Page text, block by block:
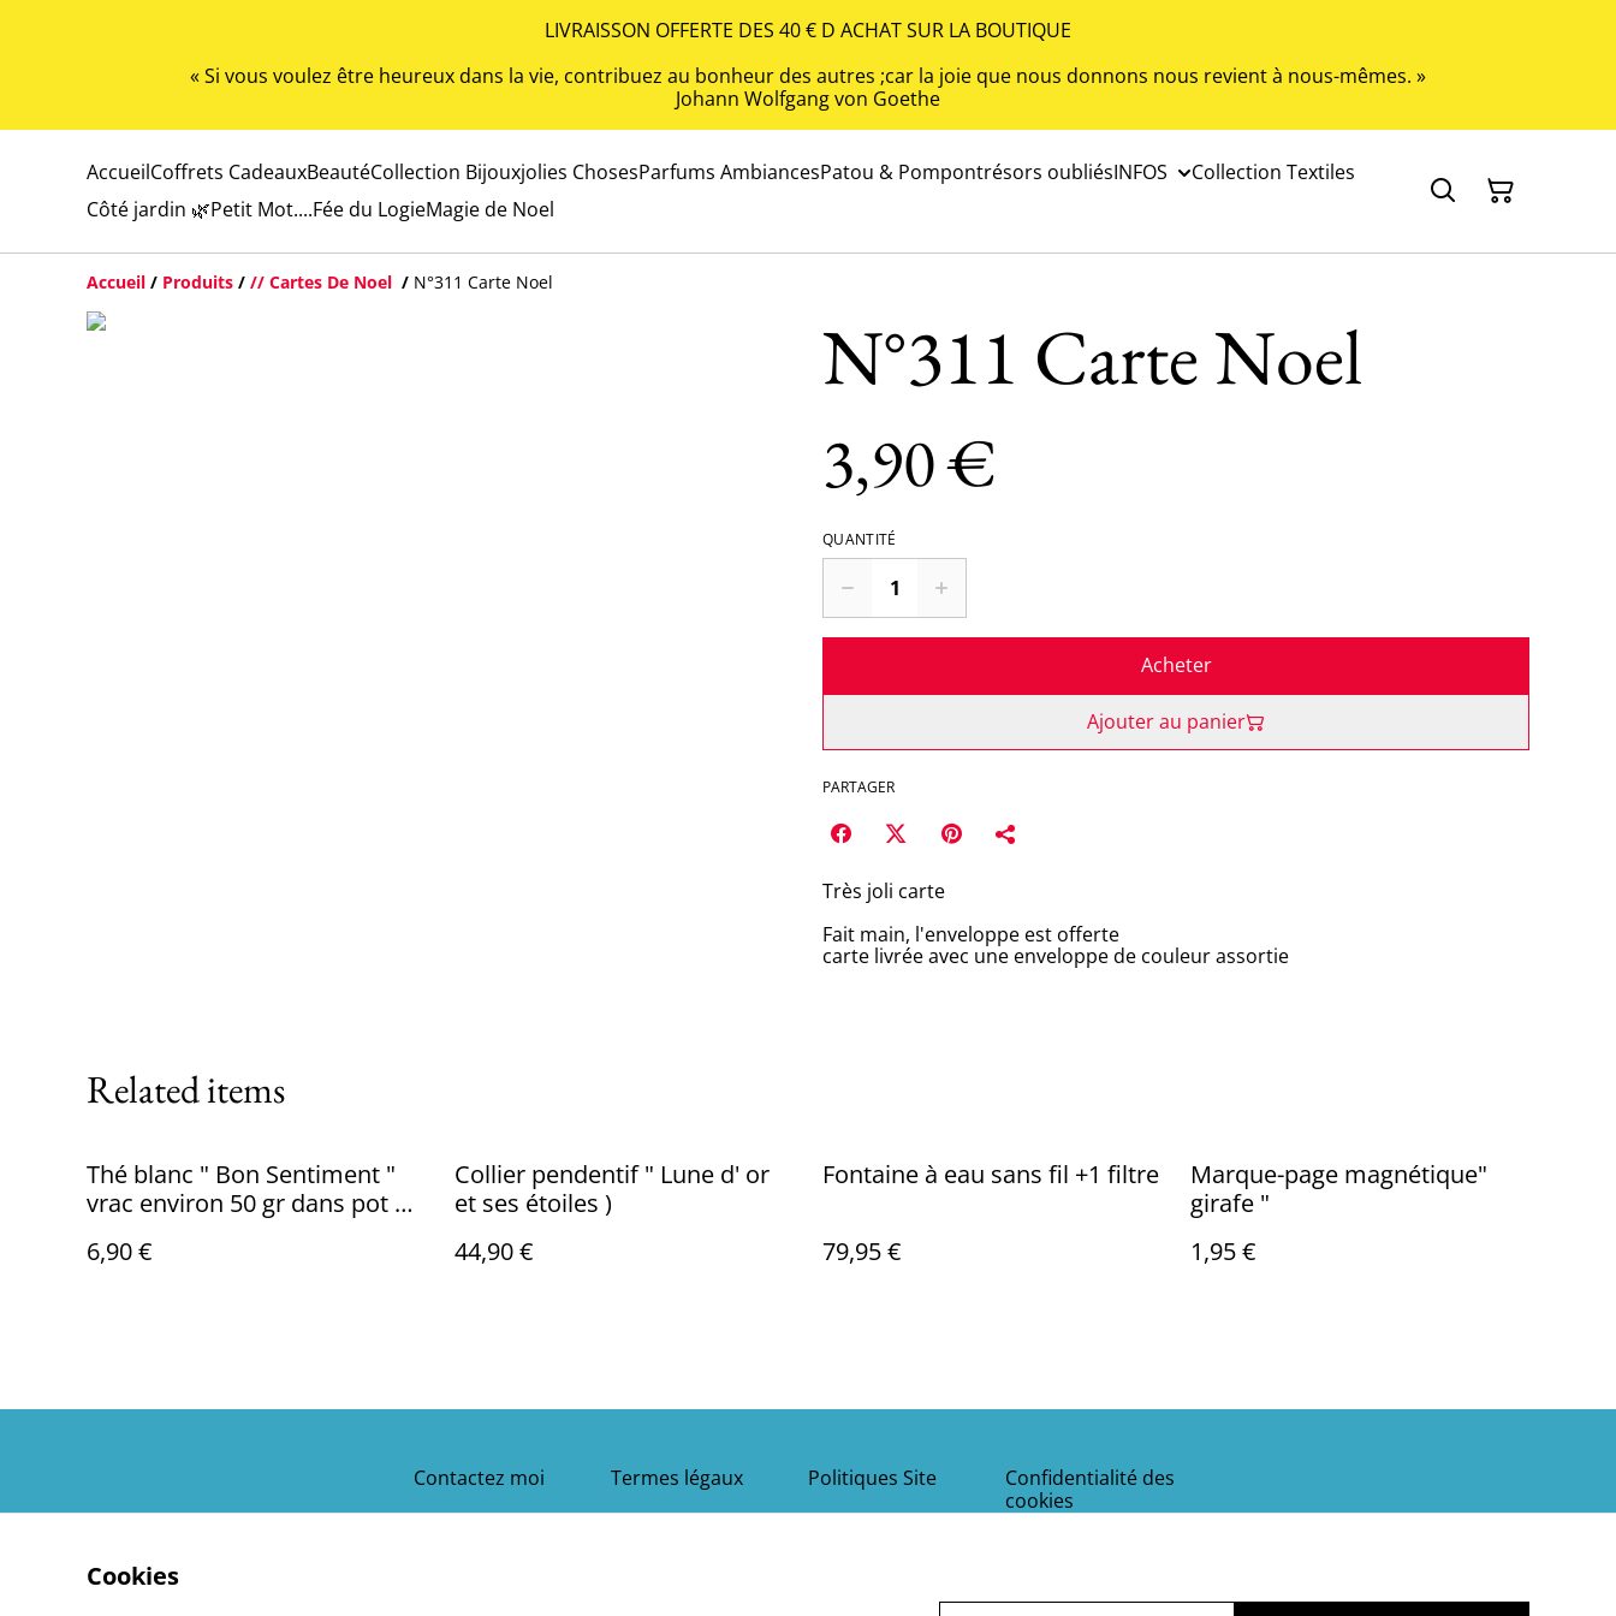
LIVRAISSON OFFERTE DES 40 € D ACHAT SUR LA BOUTIQUE
« Si vous voulez être heureux dans la vie, contribuez au bonheur des autres ;car la joie que nous donnons nous revient à nous-mêmes. »
Johann Wolfgang von Goethe
AccueilCoffrets CadeauxBeautéCollection Bijouxjolies ChosesParfums AmbiancesPatou & Pompontrésors oubliésINFOS
Collection Textiles
Côté jardin 🌿Petit Mot....Fée du LogieMagie de Noel
Accueil / Produits / // Cartes De Noel / N°311 Carte Noel
N°311 Carte Noel
3,90 €
QUANTITÉ
Acheter
Ajouter au panier
PARTAGER
Très joli carte
Fait main, l'enveloppe est offerte
carte livrée avec une enveloppe de couleur assortie
Related items
Thé blanc " Bon Sentiment "
vrac environ 50 gr dans pot en
6,90 €
Collier pendentif " Lune d' or
et ses étoiles )
44,90 €
Fontaine à eau sans fil +1 filtre
79,95 €
Marque-page magnétique"
girafe "
1,95 €
Contactez moi Termes légaux Politiques Site
Confidentialité des
cookies
Cookies